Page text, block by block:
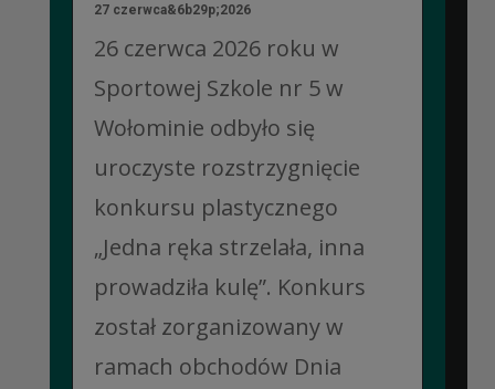
27 czerwca&6b29p;2026
26 czerwca 2026 roku w
Sportowej Szkole nr 5 w
Wołominie odbyło się
uroczyste rozstrzygnięcie
konkursu plastycznego
„Jedna ręka strzelała, inna
prowadziła kulę”. Konkurs
został zorganizowany w
ramach obchodów Dnia